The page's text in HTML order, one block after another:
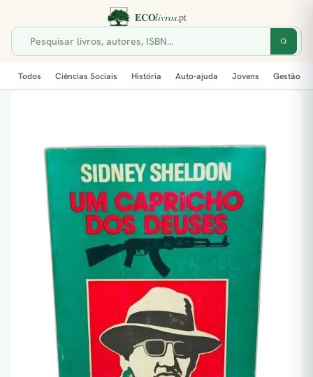
Todos Ciências Sociais História Auto-ajuda Jovens Gestão